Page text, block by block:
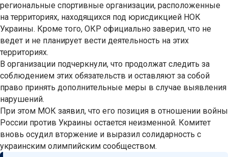
региональные спортивные организации, расположенные
на территориях, находящихся под юрисдикцией НОК
Украины. Кроме того, ОКР официально заверил, что не
ведет и не планирует вести деятельность на этих
территориях.
В организации подчеркнули, что продолжат следить за
соблюдением этих обязательств и оставляют за собой
право принять дополнительные меры в случае выявления
нарушений.
При этом МОК заявил, что его позиция в отношении войны
России против Украины остается неизменной. Комитет
вновь осудил вторжение и выразил солидарность с
украинским олимпийским сообществом.